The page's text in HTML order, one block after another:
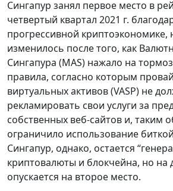
Сингапур занял первое место в
четвертый квартал 2021 г.
прогрессивной криптоэкономике,
изменилось после того, как
Сингапура (MAS) нажало на
правила, согласно которым
виртуальных активов (VASP) не
рекламировать свои услуги за
собственных веб-сайтов и, таким
ограничило использование
Сингапур, однако, остается
криптовалюты и блокчейна, но
опускается на второе место.